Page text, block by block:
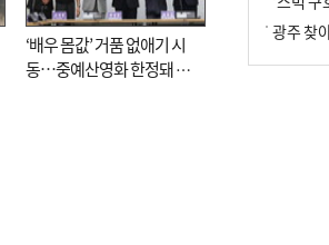
‘배우 몸값’ 거품 없애기 시
동…중예산영화 한정돼 실